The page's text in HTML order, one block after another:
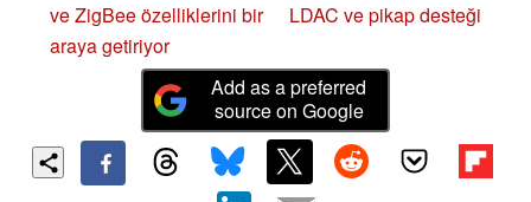
ve ZigBee özelliklerini bir
araya getiriyor
LDAC ve pikap desteği
Add as a preferred
source on Google